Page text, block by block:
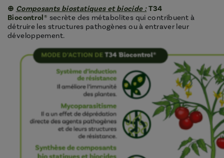
⊕ Composants biostatiques et biocide :T34
Biocontrol® secrète des métabolites qui contribuent à
détruire les structures pathogènes ou à entraver leur
développement.